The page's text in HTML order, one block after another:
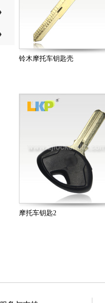
铃木摩托车钥匙壳
摩托车钥匙2